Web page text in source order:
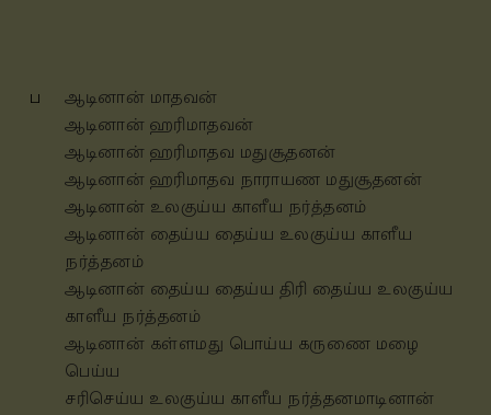
ப
ஆடினான் மாதவன்
ஆடினான் ஹரிமாதவன்
ஆடினான் ஹரிமாதவ மதுசூதனன்
ஆடினான் ஹரிமாதவ நாராயண மதுசூதனன்
ஆடினான் உலகுய்ய காளீய நர்த்தனம்
ஆடினான் தைய்ய தைய்ய உலகுய்ய காளீய
நர்த்தனம்
ஆடினான் தைய்ய தைய்ய திரி தைய்ய உலகுய்ய
காளீய நர்த்தனம்
ஆடினான் கள்ளமது பொய்ய கருணை மழை
பெய்ய
சரிசெய்ய உலகுய்ய காளீய நர்த்தனமாடினான்